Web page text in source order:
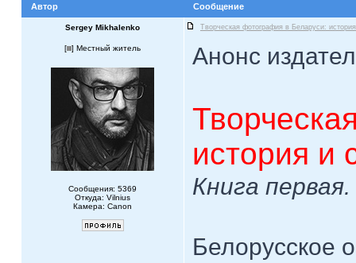
Автор Сообщение
Sergey Mikhalenko Творческая фотография в Беларуси:
[ ] Местный житель
Сообщения: 5369
Откуда: Vilnius
Камера: Canon
Анонс
история и
Книга
Белорусское